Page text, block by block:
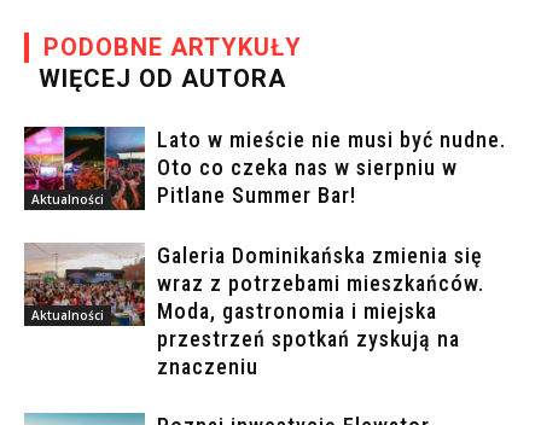
PODOBNE ARTYKUŁY
WIĘCEJ OD AUTORA
Aktualności
Lato w mieście nie musi być nudne.
Oto co czeka nas w sierpniu w
Pitlane Summer Bar!
Aktualności
Galeria Dominikańska zmienia się
wraz z potrzebami mieszkańców.
Moda, gastronomia i miejska
przestrzeń spotkań zyskują na
znaczeniu